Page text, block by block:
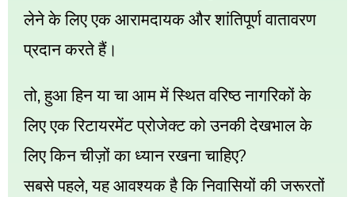
लेने के लिए एक आरामदायक और शांतिपूर्ण वातावरण
प्रदान करते हैं।
तो,हुआ हिन या चा आम में स्थित वरिष्ठ नागरिकों के
लिए एक रिटायरमेंट प्रोजेक्ट को उनकी देखभाल के
लिए किन चीज़ों का ध्यान रखना चाहिए?
सबसे पहले,यह आवश्यक है कि निवासियों की जरूरतों